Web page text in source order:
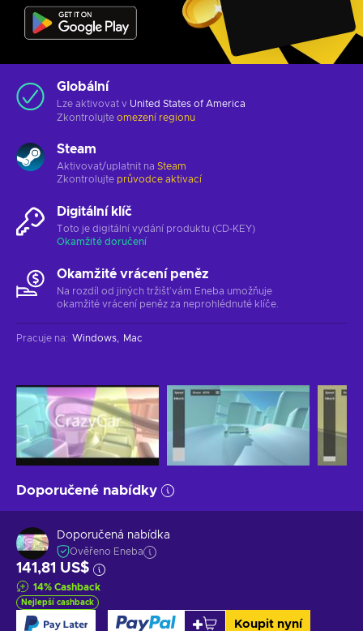
Globální
Lze aktivovat v United States of America
Zkontrolujte omezení regionu
Steam
Aktivovat/uplatnit na Steam
Zkontrolujte průvodce aktivací
Digitální klíč
Toto je digitální vydání produktu (CD-KEY)
Okamžité doručení
Okamžité vrácení peněz
Na rozdíl od jiných tržišť vám Eneba umožňuje
okamžité vrácení peněz za neprohlédnuté klíče.
Pracuje na: Windows Mac
Doporučené nabídky
Doporučená nabídka
Ověřeno Eneba
141,81 US$
14% Cashback
Nejlepší cashback
Koupit nyní